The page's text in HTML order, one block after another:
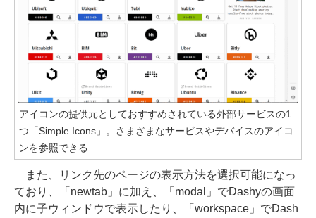
アイコンの提供元としておすすめされている外部サービスの1
つ「Simple Icons」。さまざまなサービスやデバイスのアイコ
ンを参照できる
また、リンク先のページの表示方法を選択可能になっ
ており、「newtab」に加え、「modal」でDashyの画面
内に子ウィンドウで表示したり、「workspace」でDash